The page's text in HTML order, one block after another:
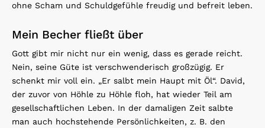
ohne Scham und Schuldgefühle freudig und befreit leben.
Mein Becher fließt über
Gott gibt mir nicht nur ein wenig, dass es gerade reicht.
Nein, seine Güte ist verschwenderisch großzügig. Er
schenkt mir voll ein. „Er salbt mein Haupt mit Öl“. David,
der zuvor von Höhle zu Höhle floh, hat wieder Teil am
gesellschaftlichen Leben. In der damaligen Zeit salbte
man auch hochstehende Persönlichkeiten, z. B. den